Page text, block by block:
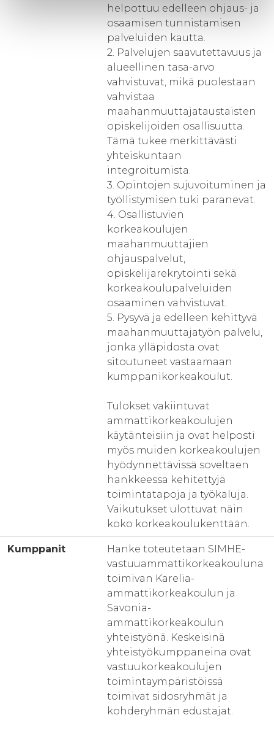
helpottuu edelleen ohjaus- ja
osaamisen tunnistamisen
palveluiden kautta.
2. Palvelujen saavutettavuus ja
alueellinen tasa-arvo
vahvistuvat, mikä puolestaan
vahvistaa
maahanmuuttajataustaisten
opiskelijoiden osallisuutta.
Tämä tukee merkittävästi
yhteiskuntaan
integroitumista.
3. Opintojen sujuvoituminen ja
työllistymisen tuki paranevat.
4. Osallistuvien
korkeakoulujen
maahanmuuttajien
ohjauspalvelut,
opiskelijarekrytointi sekä
korkeakoulupalveluiden
osaaminen vahvistuvat.
5. Pysyvä ja edelleen kehittyvä
maahanmuuttajatyön palvelu,
jonka ylläpidosta ovat
sitoutuneet vastaamaan
kumppanikorkeakoulut.
Tulokset vakiintuvat
ammattikorkeakoulujen
käytänteisiin ja ovat helposti
myös muiden korkeakoulujen
hyödynnettävissä soveltaen
hankkeessa kehitettyjä
toimintatapoja ja työkaluja.
Vaikutukset ulottuvat näin
koko korkeakoulukenttään.
Kumppanit
Hanke toteutetaan SIMHE-
vastuuammattikorkeakouluna
toimivan Karelia-
ammattikorkeakoulun ja
Savonia-
ammattikorkeakoulun
yhteistyönä. Keskeisinä
yhteistyökumppaneina ovat
vastuukorkeakoulujen
toimintaympäristöissä
toimivat sidosryhmät ja
kohderyhmän edustajat.